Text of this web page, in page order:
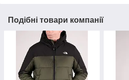
Подібні товари компанії